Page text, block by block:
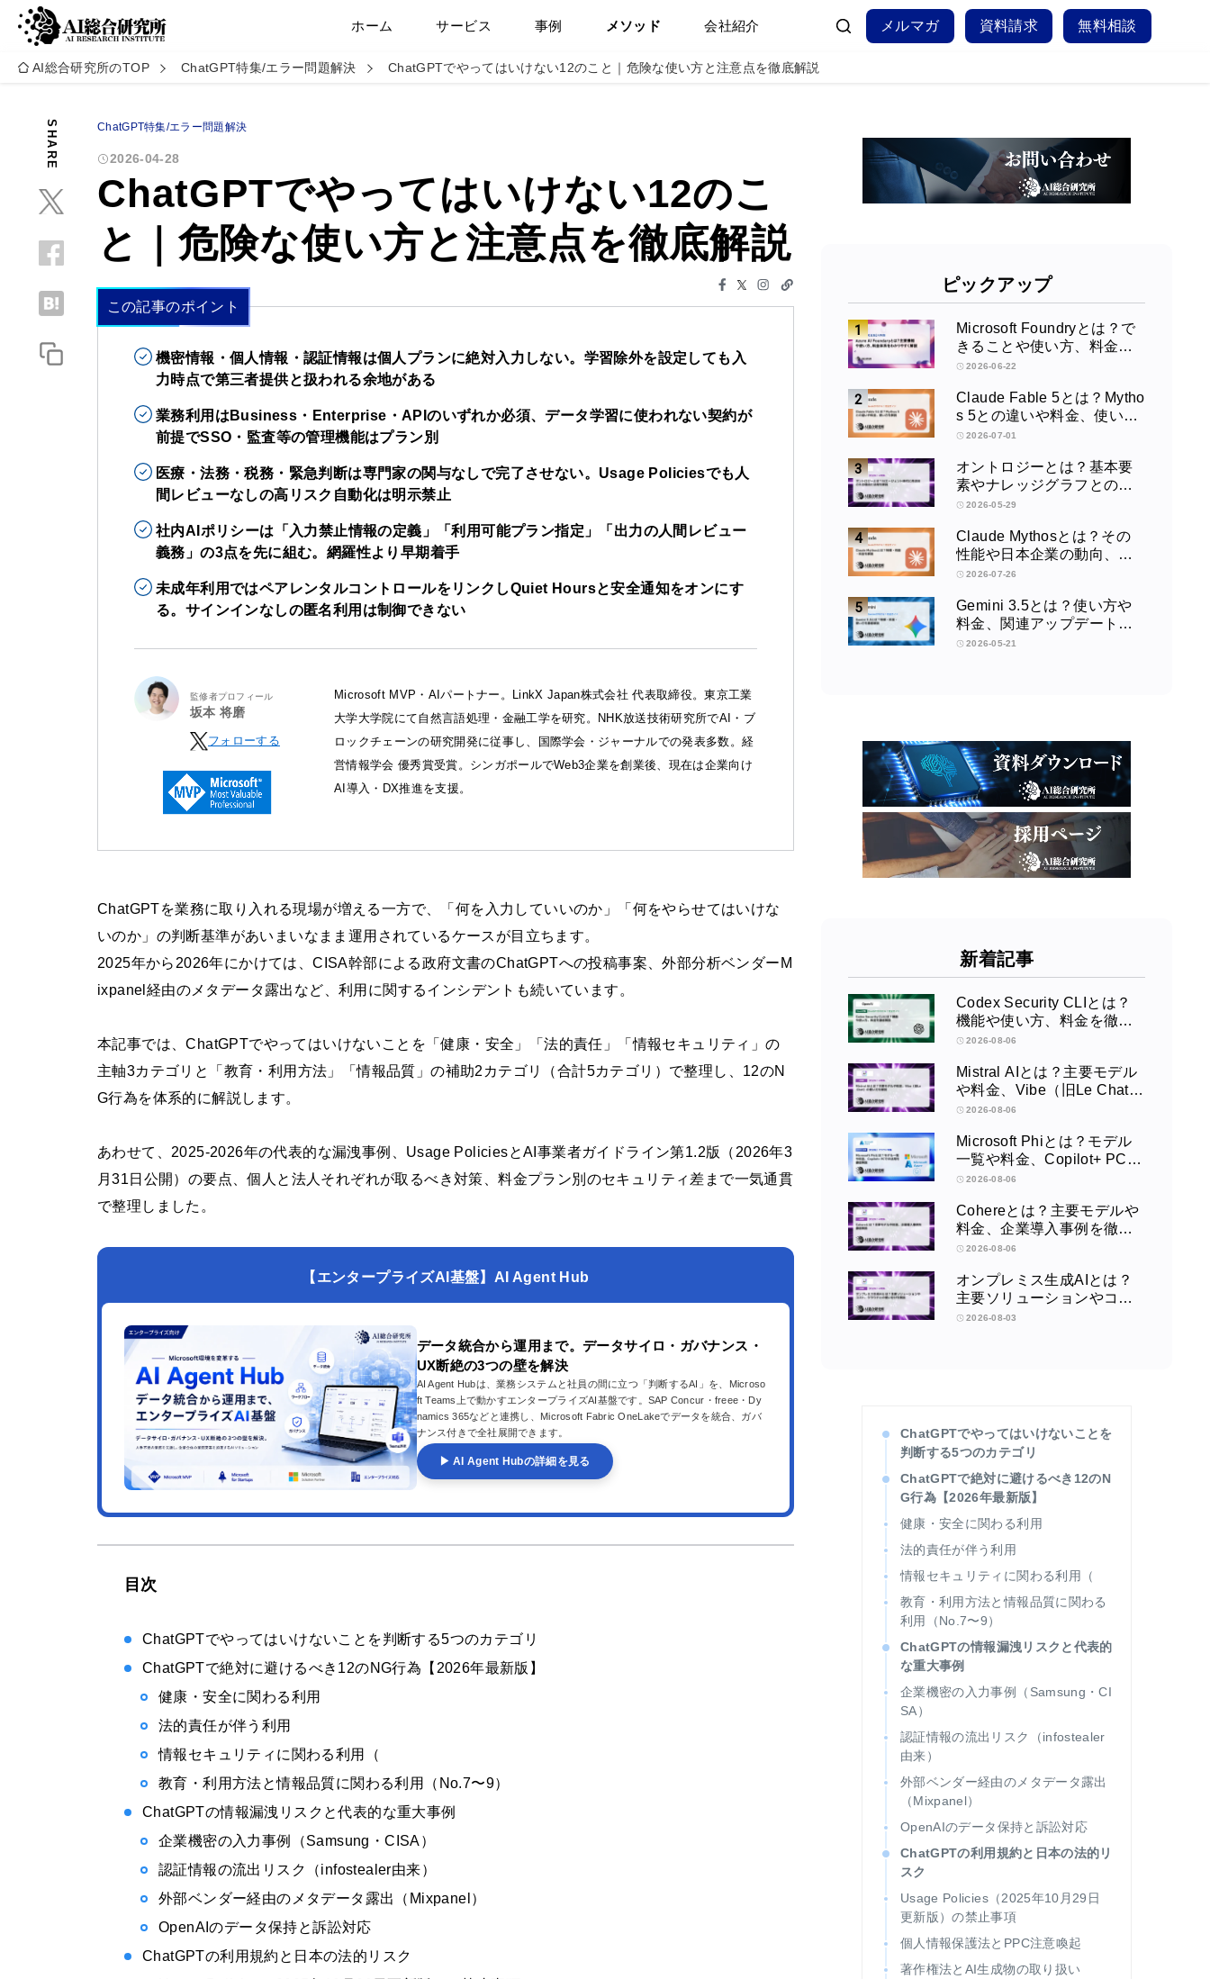
ホーム サービス 事例 メソッド 会社紹介 メルマガ 資料請求 無料相談
AI総合研究所のTOP ChatGPT特集/エラー問題解決 ChatGPTでやってはいけない12のこと｜危険な使い方と注意点を徹底解説
SHARE ChatGPT特集/エラー問題解決
2026-04-28
ChatGPTでやってはいけない12のこ
と｜危険な使い方と注意点を徹底解説
この記事のポイント
機密情報・個人情報・認証情報は個人プランに絶対入力しない。学習除外を設定しても入
力時点で第三者提供と扱われる余地がある
業務利用はBusiness・Enterprise・APIのいずれか必須、データ学習に使われない契約が
前提でSSO・監査等の管理機能はプラン別
医療・法務・税務・緊急判断は専門家の関与なしで完了させない。Usage Policiesでも人
間レビューなしの高リスク自動化は明示禁止
社内AIポリシーは「入力禁止情報の定義」「利用可能プラン指定」「出力の人間レビュー
義務」の3点を先に組む。網羅性より早期着手
未成年利用ではペアレンタルコントロールをリンクしQuiet Hoursと安全通知をオンにす
る。サインインなしの匿名利用は制御できない
監修者プロフィール
坂本 将磨
フォローする
Microsoft MVP・AIパートナー。LinkX Japan株式会社 代表取締役。東京工業
大学大学院にて自然言語処理・金融工学を研究。NHK放送技術研究所でAI・ブ
ロックチェーンの研究開発に従事し、国際学会・ジャーナルでの発表多数。経
営情報学会 優秀賞受賞。シンガポールでWeb3企業を創業後、現在は企業向け
AI導入・DX推進を支援。
ChatGPTを業務に取り入れる現場が増える一方で、「何を入力していいのか」「何をやらせてはいけな
いのか」の判断基準があいまいなまま運用されているケースが目立ちます。
2025年から2026年にかけては、CISA幹部による政府文書のChatGPTへの投稿事案、外部分析ベンダーM
ixpanel経由のメタデータ露出など、利用に関するインシデントも続いています。
本記事では、ChatGPTでやってはいけないことを「健康・安全」「法的責任」「情報セキュリティ」の
主軸3カテゴリと「教育・利用方法」「情報品質」の補助2カテゴリ（合計5カテゴリ）で整理し、12のN
G行為を体系的に解説します。
あわせて、2025-2026年の代表的な漏洩事例、Usage PoliciesとAI事業者ガイドライン第1.2版（2026年3
月31日公開）の要点、個人と法人それぞれが取るべき対策、料金プラン別のセキュリティ差まで一気通貫
で整理しました。
【エンタープライズAI基盤】AI Agent Hub
データ統合から運用まで。データサイロ・ガバナンス・
UX断絶の3つの壁を解決
AI Agent Hubは、業務システムと社員の間に立つ「判断するAI」を、Microso
ft Teams上で動かすエンタープライズAI基盤です。SAP Concur・freee・Dy
namics 365などと連携し、Microsoft Fabric OneLakeでデータを統合、ガバ
ナンス付きで全社展開できます。
▶ AI Agent Hubの詳細を見る
目次
ChatGPTでやってはいけないことを判断する5つのカテゴリ
ChatGPTで絶対に避けるべき12のNG行為【2026年最新版】
健康・安全に関わる利用
法的責任が伴う利用
情報セキュリティに関わる利用（
教育・利用方法と情報品質に関わる利用（No.7〜9）
ChatGPTの情報漏洩リスクと代表的な重大事例
企業機密の入力事例（Samsung・CISA）
認証情報の流出リスク（infostealer由来）
外部ベンダー経由のメタデータ露出（Mixpanel）
OpenAIのデータ保持と訴訟対応
ChatGPTの利用規約と日本の法的リスク
ピックアップ
Microsoft Foundryとは？で
きることや使い方、料金を
徹底解説！
2026-06-22
Claude Fable 5とは？Mytho
s 5との違いや料金、使い方
を解説
2026-07-01
オントロジーとは？基本要
素やナレッジグラフとの違
い、活用例をわかりやすく
2026-05-29
Claude Mythosとは？その
性能や日本企業の動向、使
い方を解説
2026-07-26
Gemini 3.5とは？使い方や
料金、関連アップデートを
徹底解説！
2026-05-21
新着記事
Codex Security CLIとは？
機能や使い方、料金を徹底
解説
2026-08-06
Mistral AIとは？主要モデル
や料金、Vibe（旧Le Chat）
の使い方を解説
2026-08-06
Microsoft Phiとは？モデル
一覧や料金、Copilot+ PCで
の活用を徹底解説
2026-08-06
Cohereとは？主要モデルや
料金、企業導入事例を徹底
解説
2026-08-06
オンプレミス生成AIとは？
主要ソリューションやコス
ト、クラウドとの使い分け
2026-08-03
ChatGPTでやってはいけないことを
判断する5つのカテゴリ
ChatGPTで絶対に避けるべき12のN
G行為【2026年最新版】
健康・安全に関わる利用
法的責任が伴う利用
情報セキュリティに関わる利用（
教育・利用方法と情報品質に関わる
利用（No.7〜9）
ChatGPTの情報漏洩リスクと代表的
な重大事例
企業機密の入力事例（Samsung・CI
SA）
認証情報の流出リスク（infostealer
由来）
外部ベンダー経由のメタデータ露出
（Mixpanel）
OpenAIのデータ保持と訴訟対応
ChatGPTの利用規約と日本の法的リ
スク
Usage Policies（2025年10月29日
更新版）の禁止事項
個人情報保護法とPPC注意喚起
著作権法とAI生成物の取り扱い